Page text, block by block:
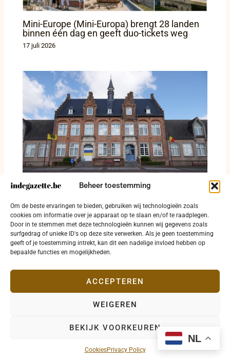
Beheer toestemming
Om de beste ervaringen te bieden, gebruiken wij technologieën zoals
cookies om informatie over je apparaat op te slaan en/of te raadplegen.
Door in te stemmen met deze technologieën kunnen wij gegevens zoals
surfgedrag of unieke ID's op deze site verwerken. Als je geen toestemming
geeft of je toestemming intrekt, kan dit een nadelige invloed hebben op
bepaalde functies en mogelijkheden.
ACCEPTEREN
WEIGEREN
BEKIJK VOORKEUREN
CookiesPrivacy Policy
Mini-Europe (Mini-Europa) brengt 28 landen
binnen één dag en geeft duo-tickets weg
17 juli 2026
Europese steun brengt De Kortekeer terug
naar groenere basis
29 juni 2026
Copyright © 2026 indegazette.be |Privacy
NL